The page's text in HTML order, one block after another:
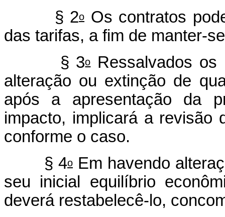
§ 2o
Os contratos
das tarifas, a fim de manter-
§ 3oRessalvados os
alteração ou extinção de
após a apresentação da
impacto, implicará a revisão
conforme o caso.
§ 4o Em havendo
seu inicial equilíbrio
deverá restabelecê-lo,